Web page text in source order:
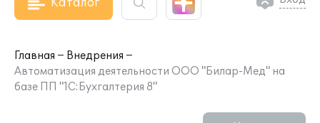
Каталог
Главная
Внедрения
Автоматизация деятельности ООО "Билар-Мед" на
базе ПП "1С:Бухгалтерия 8"